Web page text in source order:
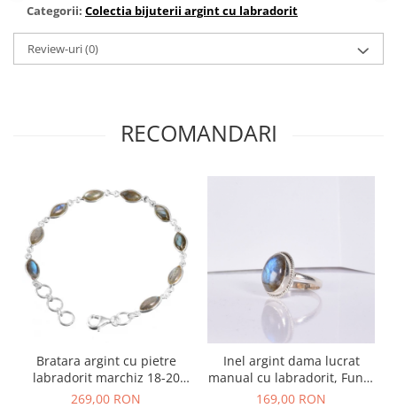
Categorii: Colectia bijuterii argint cu labradorit
Review-uri(0)
RECOMANDARI
Bratara argint cu pietre
labradorit marchiz 18-20
cm
269,00 RON
Inel argint dama lucrat
manual cu labradorit, Funie
Rasucita
169,00 RON